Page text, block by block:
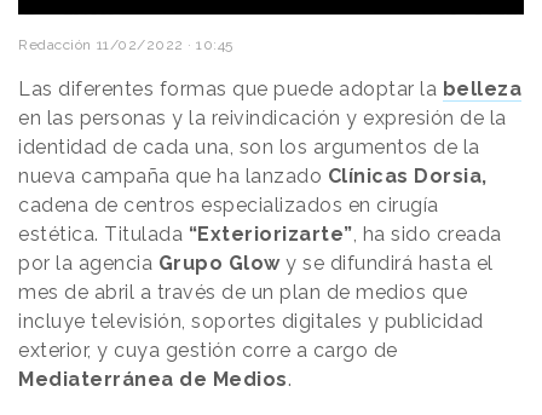
Redacción 11/02/2022 · 10:45
Las diferentes formas que puede adoptar la belleza
en las personas y la reivindicación y expresión de la
identidad de cada una, son los argumentos de la
nueva campaña que ha lanzado Clínicas Dorsia,
cadena de centros especializados en cirugía
estética. Titulada “Exteriorizarte”, ha sido creada
por la agencia Grupo Glow y se difundirá hasta el
mes de abril a través de un plan de medios que
incluye televisión, soportes digitales y publicidad
exterior, y cuya gestión corre a cargo de
Mediaterránea de Medios.